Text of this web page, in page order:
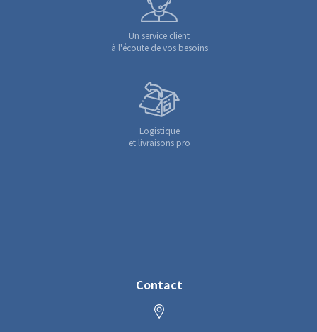
Un service client
à l'écoute de vos besoins
Logistique
et livraisons pro
Contact